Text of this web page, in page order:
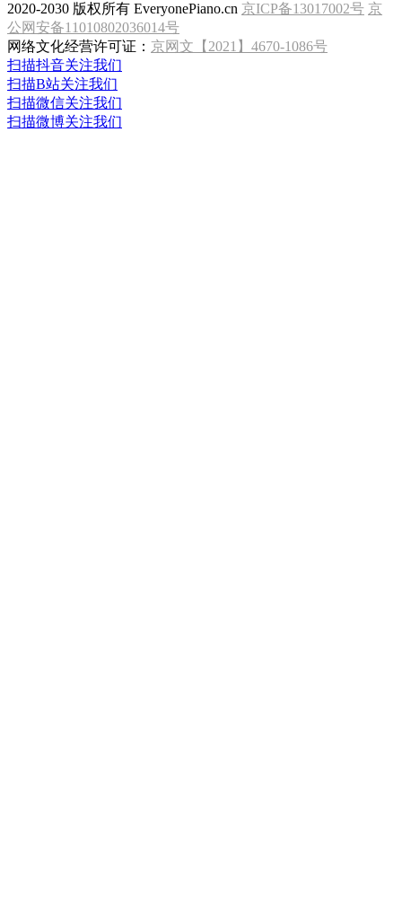
2020-2030 版权所有 EveryonePiano.cn 京ICP备13017002号 京
公网安备11010802036014号
网络文化经营许可证： 京网文【2021】4670-1086号
扫描抖音关注我们
扫描B站关注我们
扫描微信关注我们
扫描微博关注我们